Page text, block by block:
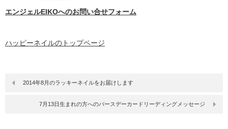
エンジェルEIKOへのお問い合せフォーム
ハッピーネイルのトップページ
2014年8月のラッキーネイルをお届けします
7月13日生まれの方へのバースデーカードリーディングメッセージ